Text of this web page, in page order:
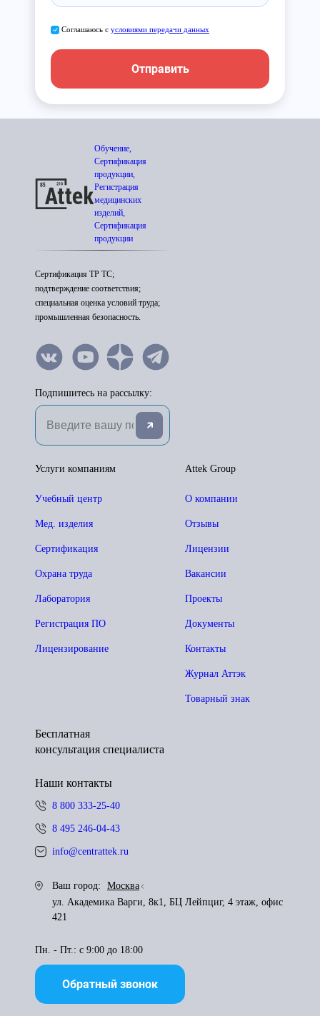
Соглашаюсь с условиями передачи данных
Отправить
Обучение,
Сертификация
продукции,
Регистрация
медицинских
изделий,
Сертификация
продукции
Сертификация ТР ТС;
подтверждение соответствия;
специальная оценка условий труда;
промышленная безопасность.
Подпишитесь на рассылку:
Attek Group
О компании
Отзывы
Лицензии
Вакансии
Проекты
Документы
Контакты
Журнал Аттэк
Товарный знак
Услуги компаниям
Учебный центр
Мед. изделия
Сертификация
Охрана труда
Лаборатория
Регистрация ПО
Лицензирование
Бесплатная
консультация специалиста
Наши контакты
8 800 333-25-40
8 495 246-04-43
info@centrattek.ru
Ваш город:
Москва
ул. Академика Варги, 8к1, БЦ Лейпциг, 4 этаж, офис
421
Пн. - Пт.: с 9:00 до 18:00
Обратный звонок